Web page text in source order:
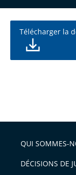
Télécharger la
QUI SOMMES-
DÉCISIONS DE